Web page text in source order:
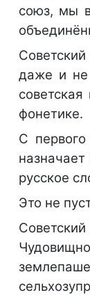
союз, мы
даже и не
фонетике.
С
русское
Это не